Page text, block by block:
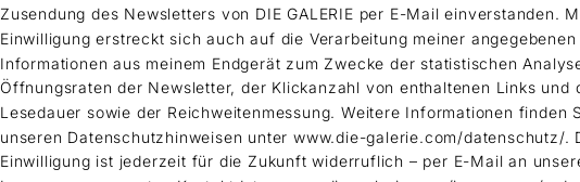
Zusendung des Newsletters von DIE GALERIE per E-Mail einverstanden.
Einwilligung erstreckt sich auch auf die Verarbeitung meiner angegebenen
Informationen aus meinem Endgerät zum Zwecke der statistischen
Öffnungsraten der Newsletter, der Klickanzahl von enthaltenen Links und
Lesedauer sowie der Reichweitenmessung. Weitere Informationen finden
unseren Datenschutzhinweisen unter www.die-galerie.com/datenschutz/.
Einwilligung ist jederzeit für die Zukunft widerruflich – per E-Mail an